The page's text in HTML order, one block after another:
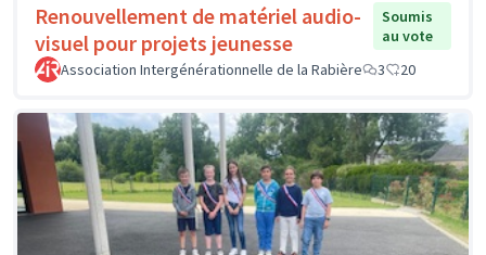
Renouvellement de matériel audio-
visuel pour projets jeunesse
Soumis
au vote
Association Intergénérationnelle de la Rabière
3 20